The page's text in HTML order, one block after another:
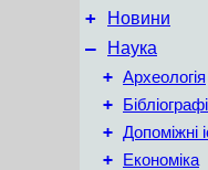
+ Новини
–
Наука
+ Археологія
+
+ Допоміжні
+ Економіка